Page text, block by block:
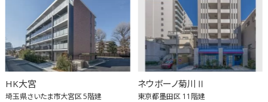
HK大宮
埼玉県さいたま市大宮区5階建
ネウボーノ菊川Ⅱ
東京都墨田区 11階建